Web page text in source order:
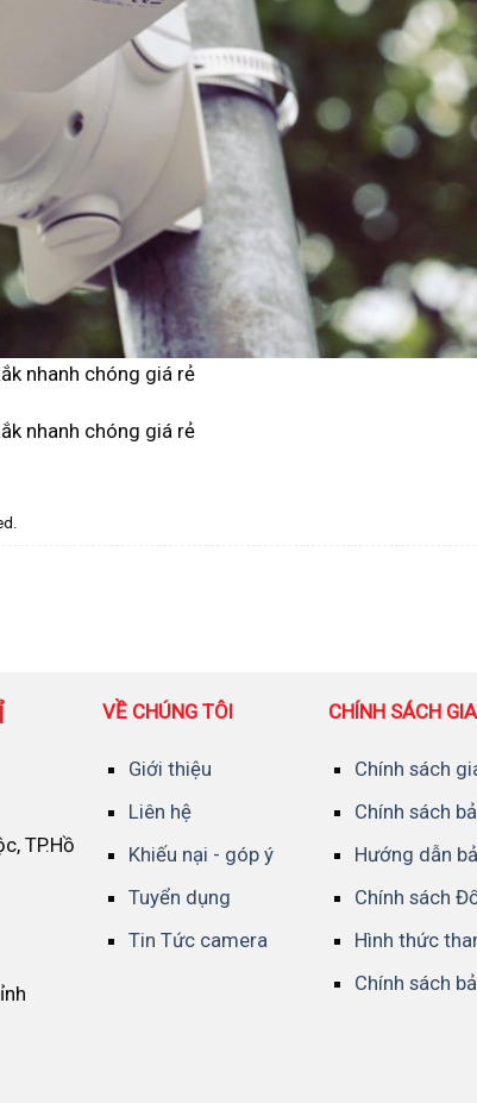
nhanh chóng giá rẻ
nhanh chóng giá rẻ
TP.Hồ
VỀ CHÚNG TÔI
Giới thiệu
Liên hệ
Khiếu nại - góp ý
Tuyển dụng
Tin Tức camera
CHÍNH SÁCH
Chính sách
Chính sách
Hướng dẫn
Chính sách
Hình thức
Chính sách